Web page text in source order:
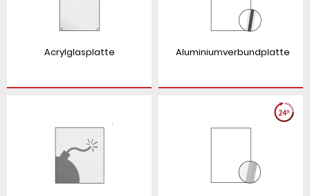
Acrylglasplatte Aluminiumverbundplatte